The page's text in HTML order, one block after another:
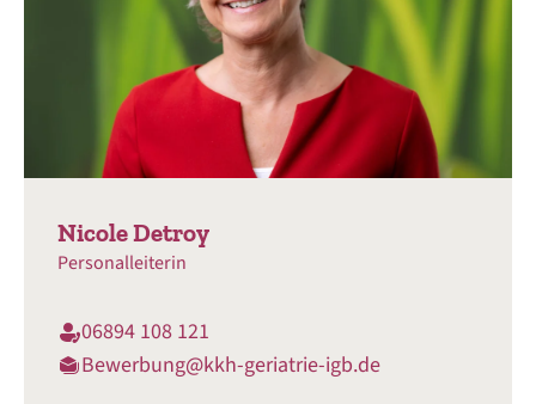
Nicole Detroy
Personalleiterin
06894 108 121
Bewerbung@kkh-geriatrie-igb.de